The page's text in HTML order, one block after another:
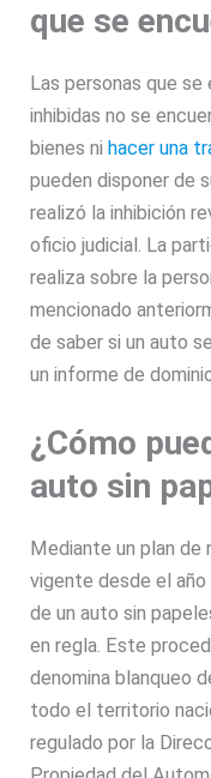
que se
Las personas que
inhibidas no se
bienes nihacer una
pueden disponer de
realizó la inhibición
oficio judicial. La
realiza sobre la
mencionado
de saber si un auto
un informe de
¿Cómo
auto sin
Mediante un plan de
vigente desde el
de un auto sin
en regla. Este
denomina blanqueo
todo el territorio
regulado por la